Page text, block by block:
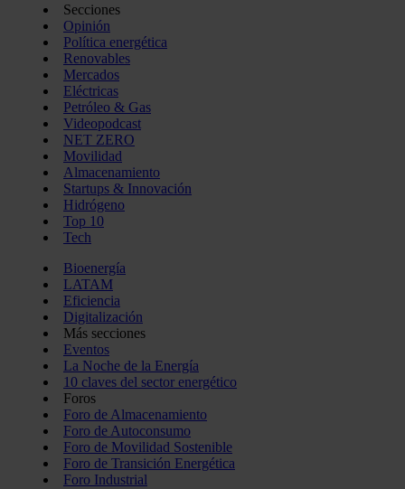
Secciones
Opinión
Política energética
Renovables
Mercados
Eléctricas
Petróleo & Gas
Videopodcast
NET ZERO
Movilidad
Almacenamiento
Startups & Innovación
Hidrógeno
Top 10
Tech
Bioenergía
LATAM
Eficiencia
Digitalización
Más secciones
Eventos
La Noche de la Energía
10 claves del sector energético
Foros
Foro de Almacenamiento
Foro de Autoconsumo
Foro de Movilidad Sostenible
Foro de Transición Energética
Foro Industrial